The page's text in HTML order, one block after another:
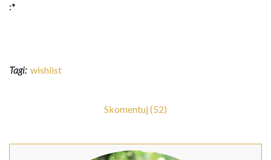
:*
Tagi: wishlist
Skomentuj (52)